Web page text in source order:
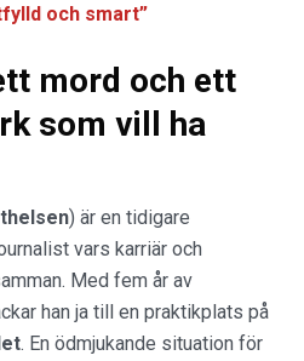
och smart”
mord och ett
som vill ha
) är en tidigare
vars karriär och
Med fem år av
han ja till en praktikplats på
. En ödmjukande situation för